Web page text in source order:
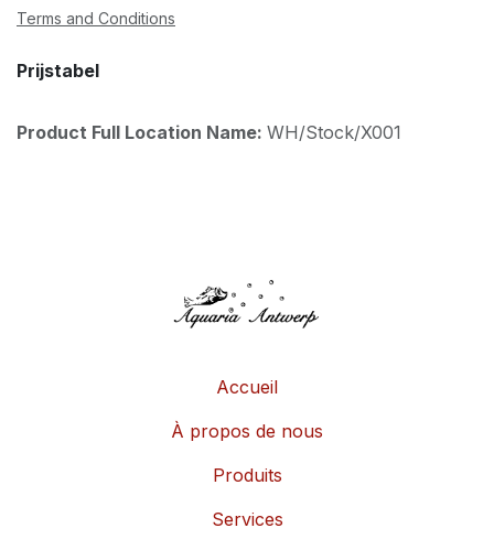
Terms and Conditions
Prijstabel
Product Full Location Name: WH/Stock/X001
Accueil
À propos de nous
Produits
Services